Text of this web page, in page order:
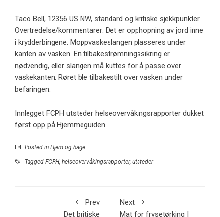
Taco Bell, 12356 US NW, standard og kritiske sjekkpunkter.
Overtredelse/kommentarer: Det er opphopning av jord inne
i krydderbingene. Moppvaskeslangen plasseres under
kanten av vasken. En tilbakestrømningssikring er
nødvendig, eller slangen må kuttes for å passe over
vaskekanten. Røret ble tilbakestilt over vasken under
befaringen.
Innlegget FCPH utsteder helseovervåkingsrapporter dukket
først opp på Hjemmeguiden.
Posted in Hjem og hage
Tagged FCPH, helseovervåkingsrapporter, utsteder
Prev
Det britiske
Next
Mat for frysetørking |